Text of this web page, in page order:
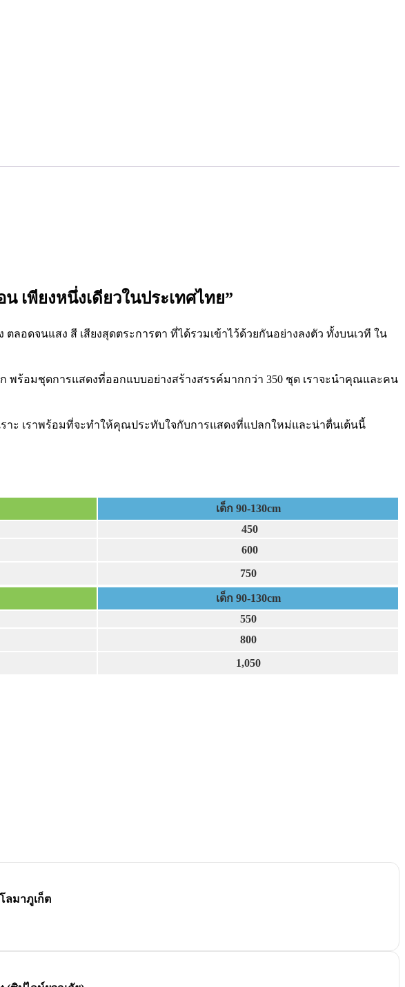
เพียงหนึ่งเดียวในประเทศไทย”
อดจนแสง สี เสียงสุดตระการตา ที่ได้รวมเข้าไว้ด้วยกันอย่างลงตัว ทั้งบนเวที ใน
ร้อมชุดการแสดงที่ออกแบบอย่างสร้างสรรค์มากกว่า 350 ชุด เราจะนำคุณและคน
าะ เราพร้อมที่จะทำให้คุณประทับใจกับการแสดงที่แปลกใหม่และน่าตื่นเต้นนี้
เด็ก 90-130cm
450
600
750
เด็ก 90-130cm
550
800
1,050
ลมาภูเก็ต